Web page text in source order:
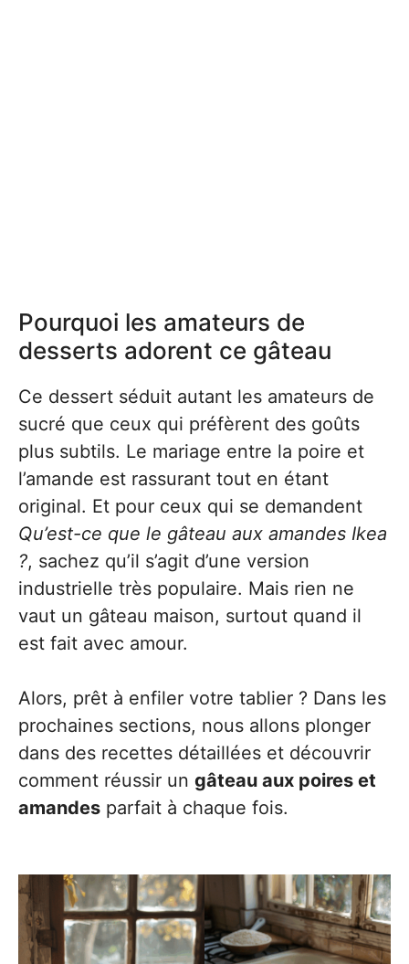
Pourquoi les amateurs de
desserts adorent ce gâteau
Ce dessert séduit autant les amateurs de
sucré que ceux qui préfèrent des goûts
plus subtils. Le mariage entre la poire et
l’amande est rassurant tout en étant
original. Et pour ceux qui se demandent
Qu’est-ce que le gâteau aux amandes Ikea
?, sachez qu’il s’agit d’une version
industrielle très populaire. Mais rien ne
vaut un gâteau maison, surtout quand il
est fait avec amour.
Alors, prêt à enfiler votre tablier ? Dans les
prochaines sections, nous allons plonger
dans des recettes détaillées et découvrir
comment réussir un gâteau aux poires et
amandes parfait à chaque fois.